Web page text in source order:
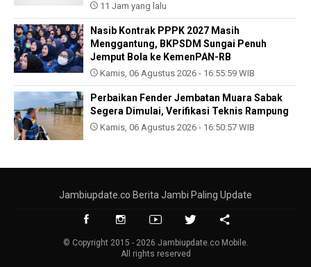
11 Jam yang lalu
Nasib Kontrak PPPK 2027 Masih
Menggantung, BKPSDM Sungai Penuh
Jemput Bola ke KemenPAN-RB
Kamis, 06 Agustus 2026 - 16:55:59 WIB
Perbaikan Fender Jembatan Muara Sabak
Segera Dimulai, Verifikasi Teknis Rampung
Kamis, 06 Agustus 2026 - 16:50:57 WIB
Jambiupdate.co Berita Jambi Paling Update
© Copyright 2015 - 2026 Jambiupdate.co Mobile.
All rights reserved